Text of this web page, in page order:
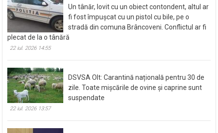
Un tânăr, lovit cu un obiect contondent, altul ar
fi fost împușcat cu un pistol cu bile, pe o
stradă din comuna Brâncoveni. Conflictul ar fi
plecat de la o tânără
22 iul. 2026 14:55
DSVSA Olt: Carantină națională pentru 30 de
zile. Toate mișcările de ovine și caprine sunt
suspendate
22 iul. 2026 13:57